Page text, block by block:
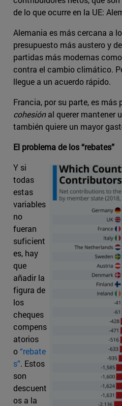
de lo que ocurre en la UE:
Alemania es más cercana a
presupuesto más austero y
partidas más modernas
contra el cambio climático.
llegue a un acuerdo rápido.
Francia, por su parte, es más
cohesiónal querer mantener
también quiere un mayor
El problema de los “rebates”
Y si
todas
estas
variables
no
fueran
suficient
es, hay
que
añadir la
figura de
los
cheques
compens
atorios
o“rebate
s”. Estos
son
descuent
os a la